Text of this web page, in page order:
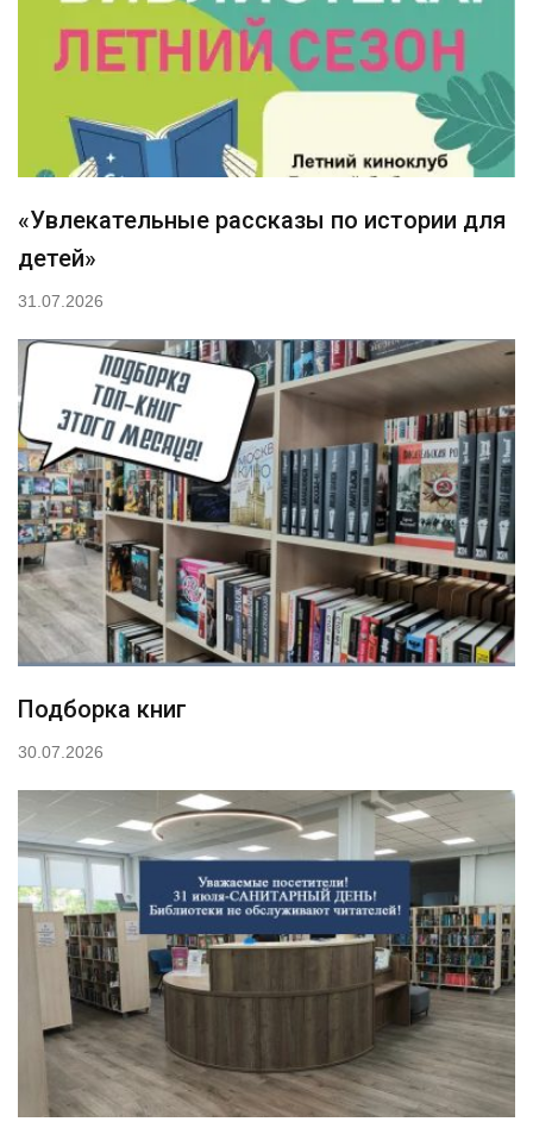
«Увлекательные рассказы по истории для
детей»
31.07.2026
Подборка книг
30.07.2026